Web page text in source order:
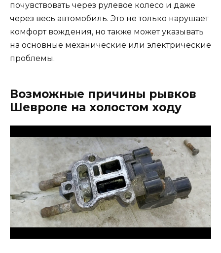
почувствовать через рулевое колесо и даже
через весь автомобиль. Это не только нарушает
комфорт вождения, но также может указывать
на основные механические или электрические
проблемы.
Возможные причины рывков
Шевроле на холостом ходу